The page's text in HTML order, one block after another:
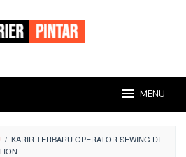
MENU
/ KARIR TERBARU OPERATOR SEWING DI